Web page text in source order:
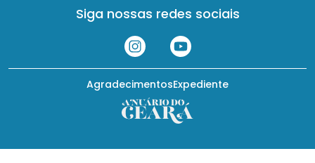
Siga nossas redes sociais
Expediente
Agradecimentos